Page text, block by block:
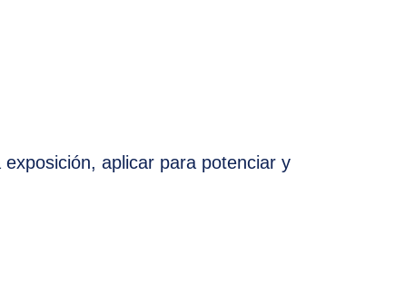
aplicar para potenciar y